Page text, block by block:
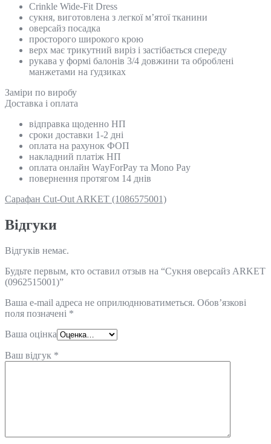
Crinkle Wide-Fit Dress
сукня, виготовлена ​​з легкої м’ятої тканини
оверсайз посадка
просторого широкого крою
верх має трикутний виріз і застібається спереду
рукава у формі балонів 3/4 довжини та оброблені
манжетами на ґудзиках
Замiри по виробу
Доставка і оплата
відправка щоденно НП
сроки доставки 1-2 дні
оплата на рахунок ФОП
накладний платіж НП
оплата онлайн WayForPay та Mono Pay
повернення протягом 14 днів
Сарафан Cut-Out ARKET (1086575001)
Відгуки
Відгуків немає.
Будьте первым, кто оставил отзыв на “Сукня оверсайз ARKET
(0962515001)”
Ваша e-mail адреса не оприлюднюватиметься. Обов’язкові
поля позначені *
Ваша оцінка
Ваш відгук *